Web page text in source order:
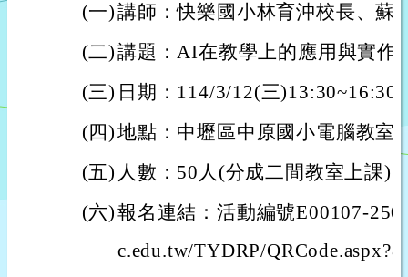
(一)講師：快樂國小林育沖校長、蘇
(二)講題：AI在教學上的應用與實作
(三) 日期：114/3/12(三)13:30~16:30
(四)地點：中壢區中原國小電腦教室
(五) 人數：50人(分成二間教室上課)
(六)報名連結：活動編號E00107-
c.edu.tw/TYDRP/